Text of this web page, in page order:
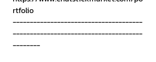
rtfolio
--------------------------------------
--------------------------------------
--------